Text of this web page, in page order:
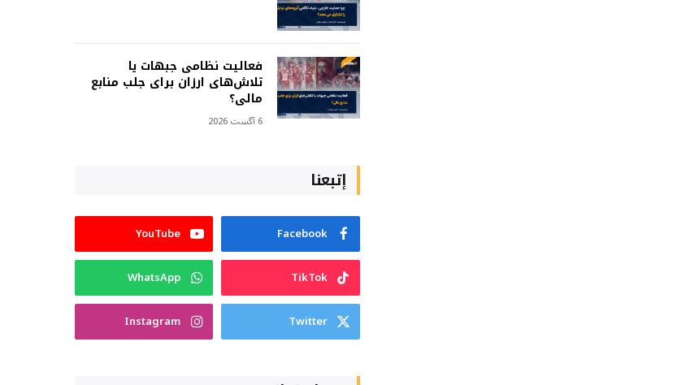
فعالیت نظامی جبهات یا
تلاش‌های ارزان برای جلب منابع
مالی؟
6 آگست 2026
إتبعنا
Facebook
YouTube
TikTok
WhatsApp
Twitter
Instagram